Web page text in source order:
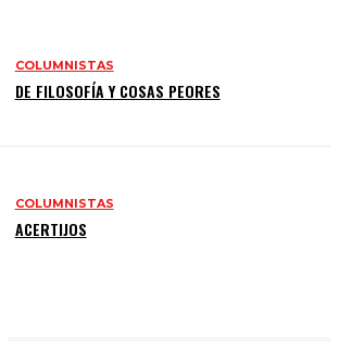
COLUMNISTAS
DE FILOSOFÍA Y COSAS PEORES
COLUMNISTAS
ACERTIJOS